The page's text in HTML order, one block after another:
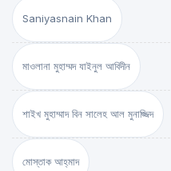
Saniyasnain Khan
মাওলানা মুহাম্মদ যাইনুল আবিদীন
শাইখ মুহাম্মাদ বিন সালেহ আল মুনাজ্জিদ
মোস্তাক আহ্‌মাদ